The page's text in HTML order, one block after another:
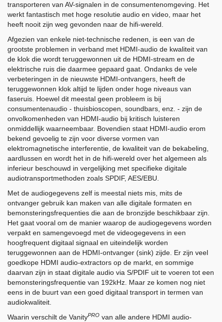
transporteren van AV-signalen in de consumentenomgeving. Het
werkt fantastisch met hoge resolutie audio en video, maar het
heeft nooit zijn weg gevonden naar de hifi-wereld.
Afgezien van enkele niet-technische redenen, is een van de
grootste problemen in verband met HDMI-audio de kwaliteit van
de klok die wordt teruggewonnen uit de HDMI-stream en de
elektrische ruis die daarmee gepaard gaat. Ondanks de vele
verbeteringen in de nieuwste HDMI-ontvangers, heeft de
teruggewonnen klok altijd te lijden onder hoge niveaus van
faseruis. Hoewel dit meestal geen probleem is bij
consumentenaudio - thuisbioscopen, soundbars, enz. - zijn de
onvolkomenheden van HDMI-audio bij kritisch luisteren
onmiddellijk waarneembaar. Bovendien staat HDMI-audio erom
bekend gevoelig te zijn voor diverse vormen van
elektromagnetische interferentie, de kwaliteit van de bekabeling,
aardlussen en wordt het in de hifi-wereld over het algemeen als
inferieur beschouwd in vergelijking met specifieke digitale
audiotransportmethoden zoals SPDIF, AES/EBU.
Met de audiogegevens zelf is meestal niets mis, mits de
ontvanger gebruik kan maken van alle digitale formaten en
bemonsteringsfrequenties die aan de bronzijde beschikbaar zijn.
Het gaat vooral om de manier waarop de audiogegevens worden
verpakt en samengevoegd met de videogegevens in een
hoogfrequent digitaal signaal en uiteindelijk worden
teruggewonnen aan de HDMI-ontvanger (sink) zijde. Er zijn veel
goedkope HDMI audio-extractors op de markt, en sommige
daarvan zijn in staat digitale audio via S/PDIF uit te voeren tot een
bemonsteringsfrequentie van 192kHz. Maar ze komen nog niet
eens in de buurt van een goed digitaal transport in termen van
audiokwaliteit.
Waarin verschilt de VanityPRO van alle andere HDMI audio-